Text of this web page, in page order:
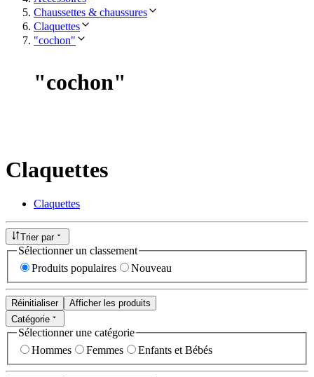
Chaussettes & chaussures
Claquettes
"cochon"
"cochon"
Claquettes
Claquettes
Trier par
Sélectionner un classement
Produits populaires
Nouveau
Réinitialiser
Afficher les produits
Catégorie
Sélectionner une catégorie
Hommes
Femmes Enfants et Bébés